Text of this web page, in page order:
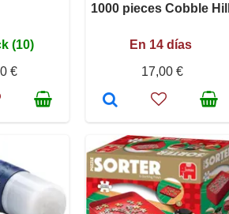
(10)
€
1000 pieces Cobble Hill
En 14 días
17,00 €